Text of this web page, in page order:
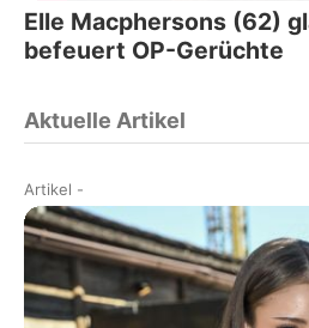
Elle Macphersons (62)
befeuert OP-Gerüchte
Aktuelle Artikel
Artikel -